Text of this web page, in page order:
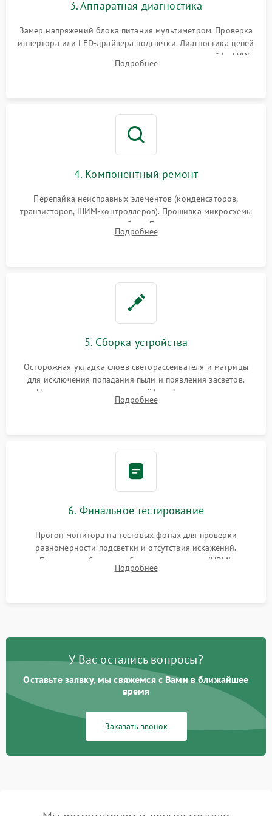
Поломка системы защиты
3. Аппаратная диагностика
Замер напряжений блока питания мультиметром. Проверка
инвертора или LED-драйвера подсветки. Диагностика цепей
питания скалера и тестирование сигналов на шлейфе LVDS
Подробнее
4. Компонентный ремонт
Перепайка неисправных элементов (конденсаторов,
транзисторов, ШИМ-контроллеров). Прошивка микросхемы
памяти при программных сбоях. При поломке подсветки —
разборка матрицы и замена выгоревших светодиодов.
Подробнее
5. Сборка устройства
Осторожная укладка слоев светорассеивателя и матрицы
для исключения попадания пыли и появления засветов.
Надежное подключение шлейфов, фиксация плат и
аккуратное защелкивание пластикового корпуса монитора.
Подробнее
6. Финальное тестирование
Прогон монитора на тестовых фонах для проверки
равномерности подсветки и отсутствия искажений.
Проверка работоспособности всех портов (HDMI,
DisplayPort, VGA) и кнопок управления под нагрузкой в
Подробнее
У Вас остались вопросы?
Оставьте заявку, мы свяжемся с Вами в ближайшее
время
Заказать звонок